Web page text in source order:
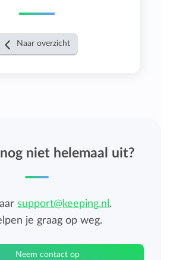
Naar overzicht
niet helemaal uit?
support@keeping.nl .
je graag op weg.
Neem contact op